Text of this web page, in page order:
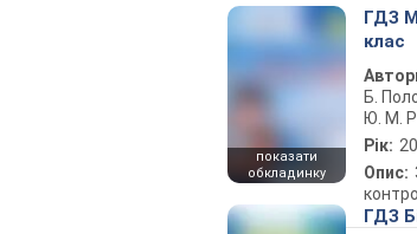
показати
обкладинку
ГДЗ
клас
Б.
Ю. М.
Рік:
Опис:
ГДЗ